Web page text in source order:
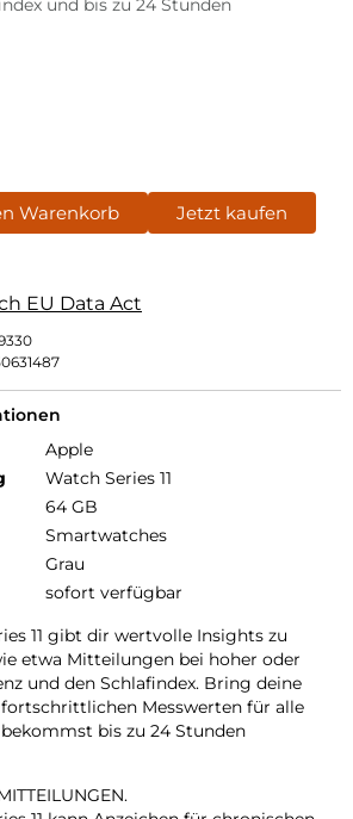
und bis zu 24 Stunden
Warenkorb Jetzt kaufen
EU Data Act
Apple
Watch Series 11
64 GB
Smartwatches
Grau
sofort verfügbar
11 gibt dir wertvolle Insights zu
etwa Mitteilungen bei hoher oder
und den Schlafindex. Bring deine
Messwerten für alle
bis zu 24 Stunden